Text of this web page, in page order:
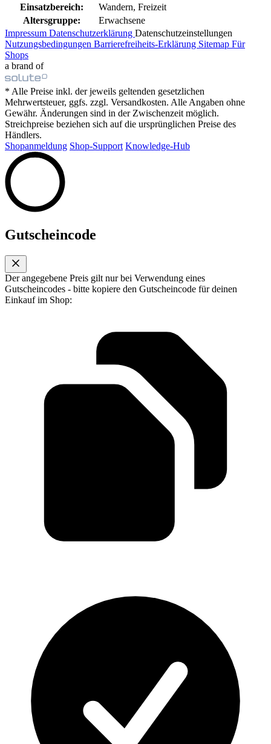
Einsatzbereich:
Wandern, Freizeit
Altersgruppe:
Erwachsene
Impressum Datenschutzerklärung Datenschutzeinstellungen
Nutzungsbedingungen Barrierefreiheits-Erklärung Sitemap Für
Shops
a brand of
* Alle Preise inkl. der jeweils geltenden gesetzlichen
Mehrwertsteuer, ggfs. zzgl. Versandkosten. Alle Angaben ohne
Gewähr. Änderungen sind in der Zwischenzeit möglich.
Streichpreise beziehen sich auf die ursprünglichen Preise des
Händlers.
Shopanmeldung Shop-Support Knowledge-Hub
Gutscheincode
Der angegebene Preis gilt nur bei Verwendung eines
Gutscheincodes - bitte kopiere den Gutscheincode für deinen
Einkauf im Shop: